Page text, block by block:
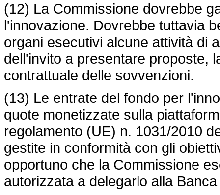
(12) La Commissione dovrebbe
l'innovazione. Dovrebbe tuttavia
organi esecutivi alcune attività di
dell'invito a presentare proposte,
contrattuale delle sovvenzioni.
(13) Le entrate del fondo per
quote monetizzate sulla
regolamento (UE) n. 1031/2010
gestite in conformità con gli
opportuno che la Commissione
autorizzata a delegarlo alla